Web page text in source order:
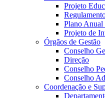
Projeto
Plano Anual
Projeto de
Órgãos de Gestão
Conselho
Direção
Conselho
Conselho
Coordenação e